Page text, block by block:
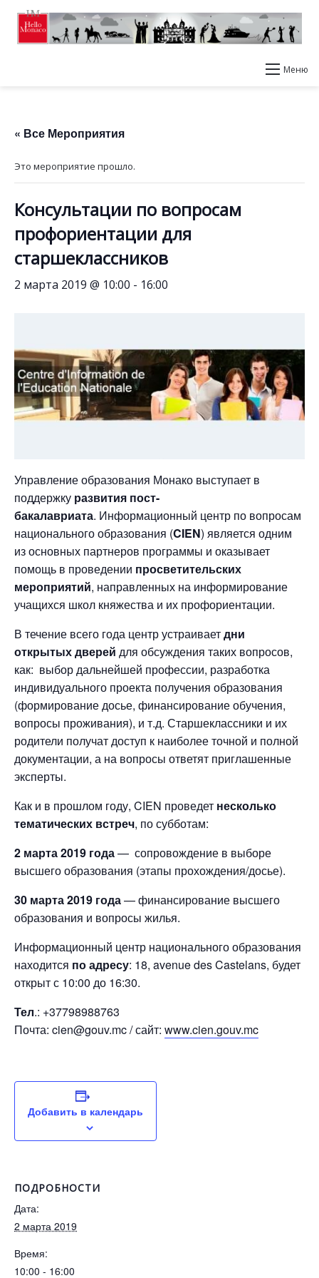
Меню
« Все Мероприятия
Это мероприятие прошло.
Консультации по вопросам
профориентации для
старшеклассников
2 марта 2019 @ 10:00 - 16:00
Управление образования Монако выступает в
поддержку развития пост-
бакалавриата. Информационный центр по вопросам
национального образования (CIEN) является одним
из основных партнеров программы и оказывает
помощь в проведении просветительских
мероприятий, направленных на информирование
учащихся школ княжества и их профориентации.
В течение всего года центр устраиваетдни
открытых дверей для обсуждения таких вопросов,
как: выбор дальнейшей профессии, разработка
индивидуального проекта получения образования
(формирование досье, финансирование обучения,
вопросы проживания), и т.д. Старшеклассники и их
родители получат доступ к наиболее точной и полной
документации, а на вопросы ответят приглашенные
эксперты.
Как и в прошлом году, CIEN проведет несколько
тематических встреч, по субботам:
2 марта 2019 года— сопровождение в выборе
высшего образования (этапы прохождения/досье).
30 марта 2019 года— финансирование высшего
образования и вопросы жилья.
Информационный центр национального образования
находится по адресу: 18, avenue des Castelans, будет
открыт с 10:00 до 16:30.
Тел.: +37798988763
Почта: cien@gouv.mc / сайт: www.cien.gouv.mc
Добавить в календарь
ПОДРОБНОСТИ
Дата:
2 марта 2019
Время:
10:00 - 16:00